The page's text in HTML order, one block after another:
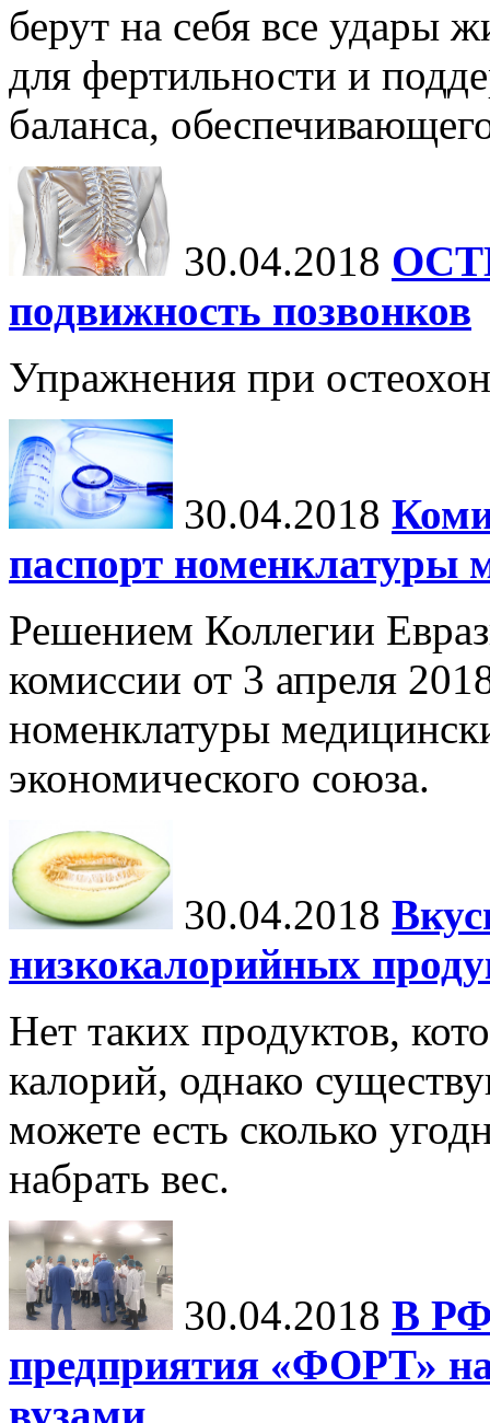
берут на себя все удары
для фертильности и
баланса,
30.04.2018
подвижность позвонков
Упражнения при
30.04.2018
паспорт номенклатуры
Решением Коллегии
комиссии от 3 апреля
номенклатуры
экономического союза.
30.04.2018
низкокалорийных
Нет таких продуктов,
калорий, однако
можете есть сколько
набрать вес.
30.04.2018 В РФ
предприятия «ФОРТ»